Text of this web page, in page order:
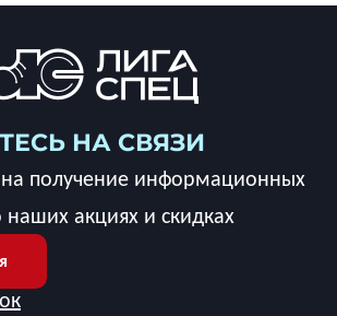
НА СВЯЗИ
получение информационных
акциях и скидках